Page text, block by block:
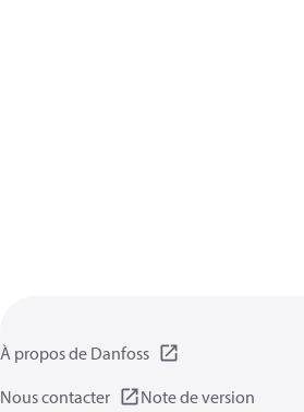
À propos de Danfoss
Nous contacter
Note de version